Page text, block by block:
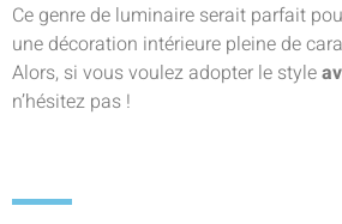
Ce genre de luminaire serait parfait
une décoration intérieure pleine de
Alors, si vous voulez adopter le style
n’hésitez pas !